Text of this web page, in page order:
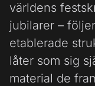
världens
jubilarer –
etablerade
låter som sig
material de